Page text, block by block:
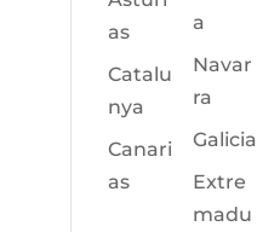
as
Catalu
nya
Canari
as
a
Navar
ra
Galicia
Extre
madu